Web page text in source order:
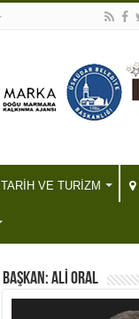
TARİH VE TURİZM
BAŞKAN: ALİ ORAL